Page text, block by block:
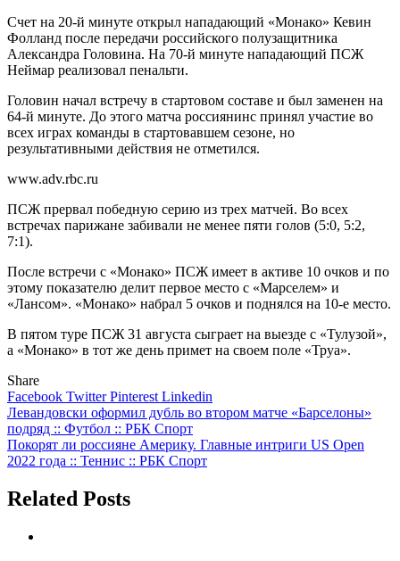
Счет на 20-й минуте открыл нападающий «Монако» Кевин
Фолланд после передачи российского полузащитника
Александра Головина. На 70-й минуте нападающий ПСЖ
Неймар реализовал пенальти.
Головин начал встречу в стартовом составе и был заменен на
64-й минуте. До этого матча россиянинс принял участие во
всех играх команды в стартовавшем сезоне, но
результативными действия не отметился.
www.adv.rbc.ru
ПСЖ прервал победную серию из трех матчей. Во всех
встречах парижане забивали не менее пяти голов (5:0, 5:2,
7:1).
После встречи с «Монако» ПСЖ имеет в активе 10 очков и по
этому показателю делит первое место с «Марселем» и
«Лансом». «Монако» набрал 5 очков и поднялся на 10-е место.
В пятом туре ПСЖ 31 августа сыграет на выезде с «Тулузой»,
а «Монако» в тот же день примет на своем поле «Труа».
Share
Facebook TwitterPinterest Linkedin
Навигация
по
записям
Левандовски оформил дубль во втором матче «Барселоны»
подряд :: Футбол :: РБК Спорт
Покорят ли россияне Америку. Главные интриги US Open
2022 года :: Теннис :: РБК Спорт
Related Posts